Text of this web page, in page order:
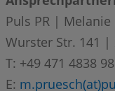
Puls PR | Melanie
Wurster Str. 141 |
T: +49 471 4838
E: